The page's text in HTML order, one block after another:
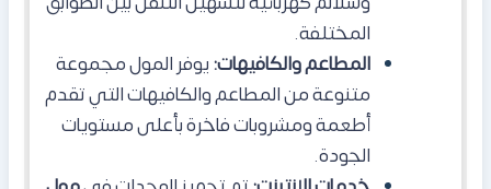
المختلفة.
المطاعم والكافيهات:يوفر المول مجموعة
متنوعة من المطاعم والكافيهات التي تقدم
أطعمة ومشروبات فاخرة بأعلى مستويات
الجودة.